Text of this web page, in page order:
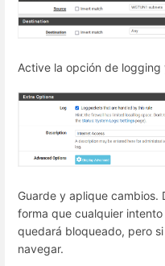
Active la opción de
Guarde y aplique cambios.
forma que cualquier
quedará bloqueado, pero
navegar.